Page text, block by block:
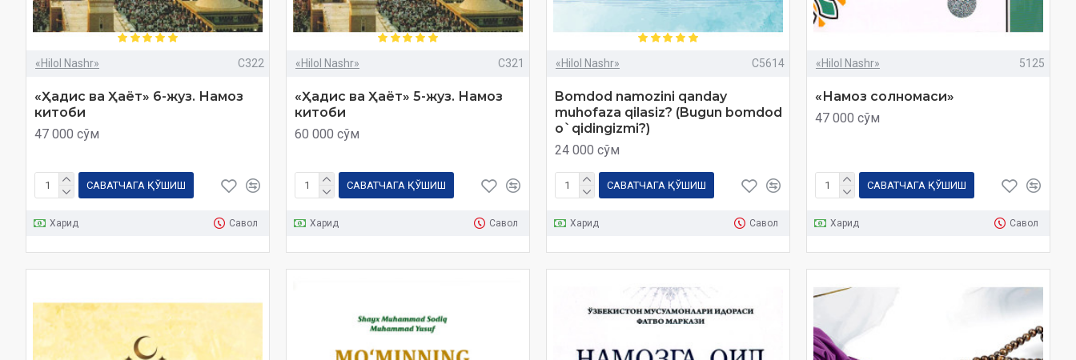
«Hilol Nashr» C322
«Ҳадис ва Ҳаёт» 6-жуз. Намоз
китоби
47 000 сўм
САВАТЧАГА ҚЎШИШ
Харид Савол
«Hilol Nashr» C321
«Ҳадис ва Ҳаёт» 5-жуз. Намоз
китоби
60 000 сўм
САВАТЧАГА ҚЎШИШ
Харид Савол
«Hilol Nashr» C5614
Bomdod namozini qanday
muhofaza qilasiz? (Bugun bomdod
o`qidingizmi?)
24 000 сўм
САВАТЧАГА ҚЎШИШ
Харид Савол
«Hilol Nashr» 5125
«Намоз солномаси»
47 000 сўм
САВАТЧАГА ҚЎШИШ
Харид Савол